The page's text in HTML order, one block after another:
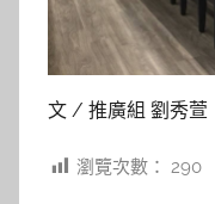
文 / 推廣組 劉秀萱
瀏覽次數： 290